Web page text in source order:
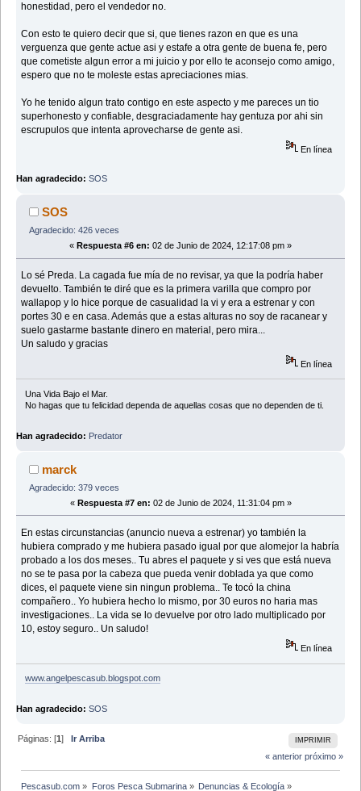
honestidad, pero el vendedor no.
Con esto te quiero decir que si, que tienes razon en que es una
verguenza que gente actue asi y estafe a otra gente de buena fe, pero
que cometiste algun error a mi juicio y por ello te aconsejo como amigo,
espero que no te moleste estas apreciaciones mias.
Yo he tenido algun trato contigo en este aspecto y me pareces un tio
superhonesto y confiable, desgraciadamente hay gentuza por ahi sin
escrupulos que intenta aprovecharse de gente asi.
En línea
Han agradecido: SOS
SOS
Agradecido: 426 veces
« Respuesta #6 en: 02 de Junio de 2024, 12:17:08 pm »
Lo sé Preda. La cagada fue mía de no revisar, ya que la podría haber
devuelto. También te diré que es la primera varilla que compro por
wallapop y lo hice porque de casualidad la vi y era a estrenar y con
portes 30 e en casa. Además que a estas alturas no soy de racanear y
suelo gastarme bastante dinero en material, pero mira...
Un saludo y gracias
En línea
Una Vida Bajo el Mar.
No hagas que tu felicidad dependa de aquellas cosas que no dependen de ti.
Han agradecido: Predator
marck
Agradecido: 379 veces
« Respuesta #7 en: 02 de Junio de 2024, 11:31:04 pm »
En estas circunstancias (anuncio nueva a estrenar) yo también la
hubiera comprado y me hubiera pasado igual por que alomejor la habría
probado a los dos meses.. Tu abres el paquete y si ves que está nueva
no se te pasa por la cabeza que pueda venir doblada ya que como
dices, el paquete viene sin ningun problema.. Te tocó la china
compañero.. Yo hubiera hecho lo mismo, por 30 euros no haria mas
investigaciones.. La vida se lo devuelve por otro lado multiplicado por
10, estoy seguro.. Un saludo!
En línea
www.angelpescasub.blogspot.com
Han agradecido: SOS
IMPRIMIR
Páginas: [1]
Ir Arriba
« anterior próximo »
Pescasub.com » Foros Pesca Submarina» Denuncias & Ecología»